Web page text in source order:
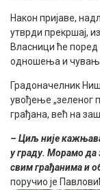
Након пријаве,
утврди прекршај,
Власници ће
одношења и
Градоначелник
увођење „зеленог
грађана, већ на
– Циљ није
у граду. Морамо да
свим грађанима и
поручио је